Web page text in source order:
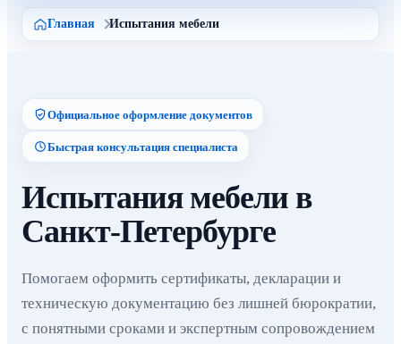
Главная Испытания мебели
Официальное оформление документов
Быстрая консультация специалиста
Испытания мебели в
Санкт-Петербурге
Помогаем оформить сертификаты, декларации и
техническую документацию без лишней бюрократии,
с понятными сроками и экспертным сопровождением